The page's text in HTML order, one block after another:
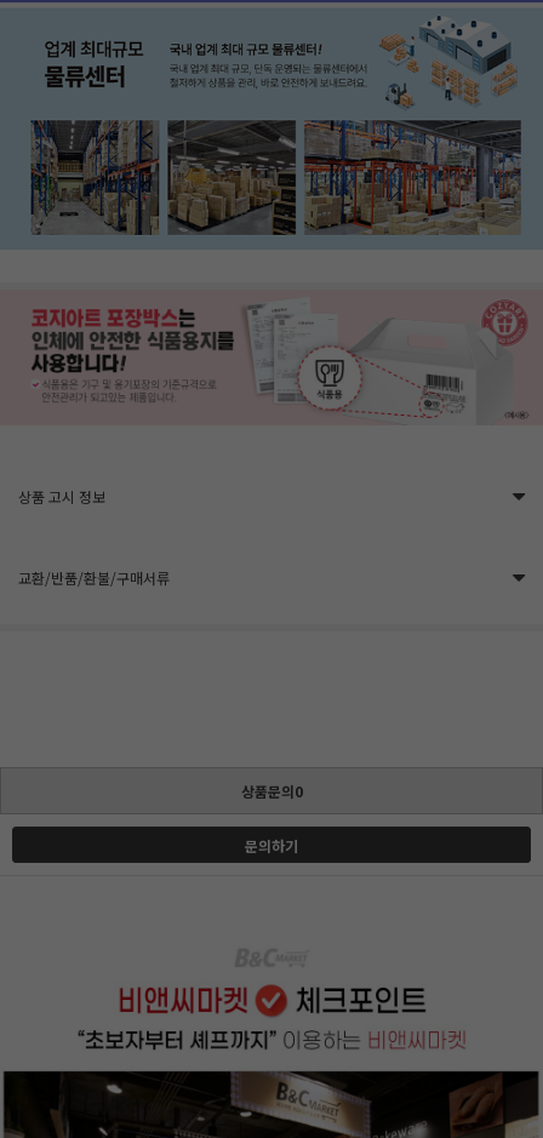
상품 고시 정보
교환/반품/환불/구매서류
상품문의0
문의하기